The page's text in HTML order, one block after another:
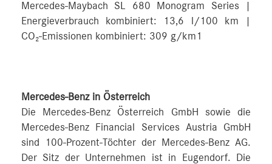
Mercedes‑Maybach SL 680 Monogram Series |
Energieverbrauch kombiniert: 13,6 l/100 km |
CO₂-Emissionen kombiniert: 309 g/km1
Mercedes-Benz in Österreich
Die Mercedes-Benz Österreich GmbH sowie die
Mercedes-Benz Financial Services Austria GmbH
sind 100-Prozent-Töchter der Mercedes-Benz AG.
Der Sitz der Unternehmen ist in Eugendorf. Die